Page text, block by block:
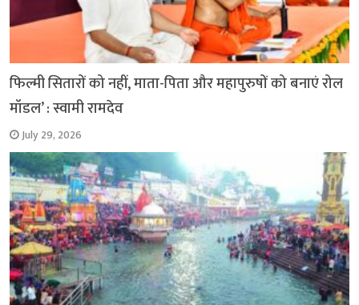
फिल्मी सितारों को नहीं, माता-पिता और महापुरुषों को बनाएं रोल
मॉडल’ : स्वामी रामदेव
July 29, 2026